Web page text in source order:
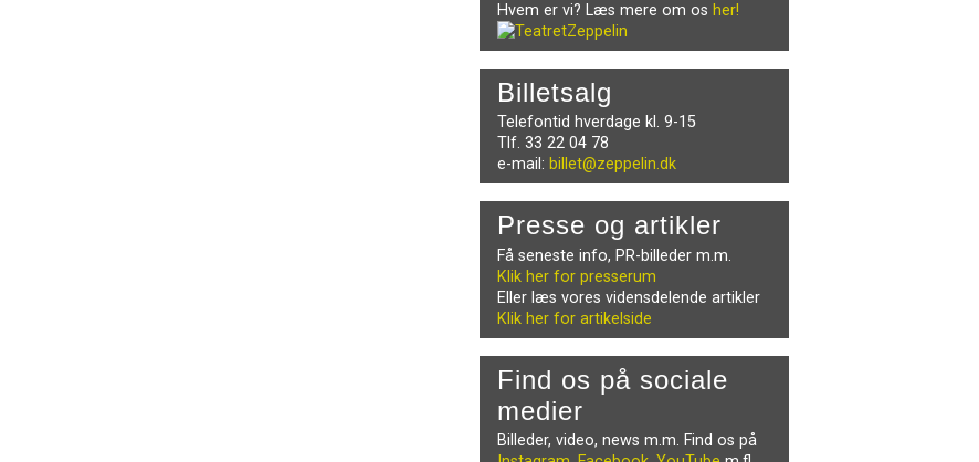
Hvem er vi? Læs mere om os her!
Billetsalg
Telefontid hverdage kl. 9-15
Tlf. 33 22 04 78
e-mail: billet@zeppelin.dk
Presse og artikler
Få seneste info, PR-billeder m.m.
Klik her for presserum
Eller læs vores vidensdelende artikler
Klik her for artikelside
Find os på sociale
medier
Billeder, video, news m.m. Find os på